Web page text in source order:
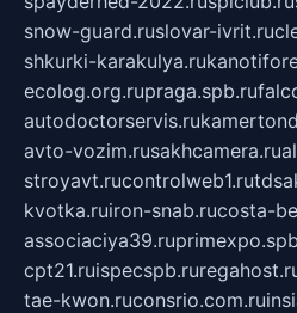
snow-guard.ruslovar-ivrit.ru
shkurki-karakulya.ru
ecolog.org.rupraga.spb.ru
autodoctorservis.ru
avto-vozim.rusakhcamera.ru
stroyavt.rucontrolweb1.ru
kvotka.ruiron-snab.rucosta-
associaciya39.ru
cpt21.ruispecspb.ru
tae-kwon.ruconsrio.com.ru